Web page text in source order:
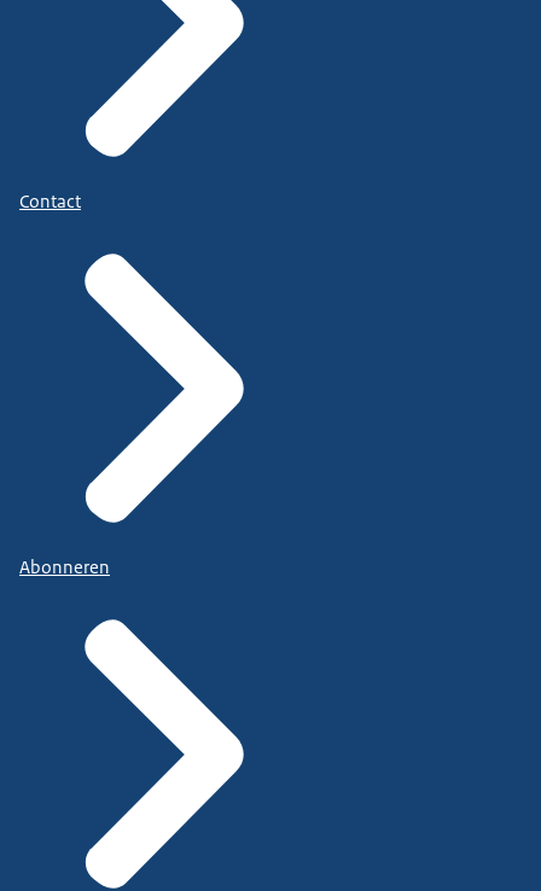
Contact
Abonneren